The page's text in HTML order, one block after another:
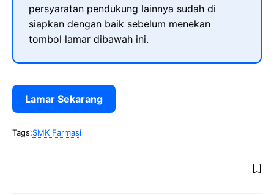
persyaratan pendukung lainnya sudah di
siapkan dengan baik sebelum menekan
tombol lamar dibawah ini.
Lamar Sekarang
Tags:SMK Farmasi